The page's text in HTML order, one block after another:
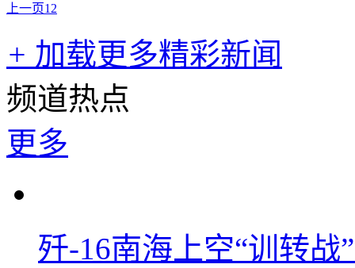
上一页1 2
+ 加载更多精彩新闻
频道热点
更多
歼-16南海上空“训转